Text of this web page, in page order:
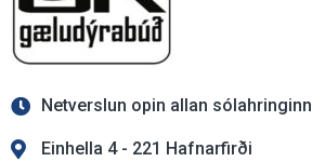
Netverslun opin allan sólahringinn
Einhella 4 - 221 Hafnarfirði